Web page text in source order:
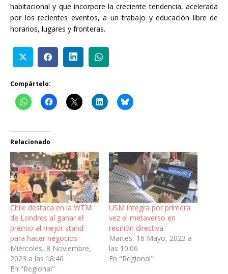
habitacional y que incorpore la creciente tendencia, acelerada
por los recientes eventos, a un trabajo y educación libre de
horarios, lugares y fronteras.
Compártelo:
Relacionado
Chile destaca en la WTM
de Londres al ganar el
premio al mejor stand
para hacer negocios
Miércoles, 8 Noviembre,
2023 a las 18:46
En "Regional"
USM integra por primera
vez el metaverso en
reunión directiva
Martes, 16 Mayo, 2023 a
las 10:06
En "Regional"